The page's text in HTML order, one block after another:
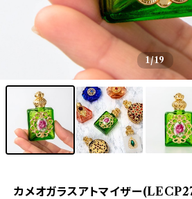
1/19
カメオガラスアトマイザー